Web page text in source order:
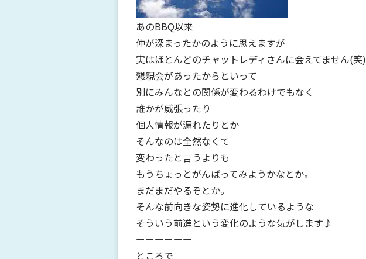
あのBBQ以来
仲が深まったかのように思えますが
実はほとんどのチャットレディさんに会えてません(笑)
懇親会があったからといって
別にみんなとの関係が変わるわけでもなく
誰かが威張ったり
個人情報が漏れたりとか
そんなのは全然なくて
変わったと言うよりも
もうちょっとがんばってみようかなとか。
まだまだやるぞとか。
そんな前向きな姿勢に進化しているような
そういう前進という変化のような気がします♪
ーーーーーー
ところで